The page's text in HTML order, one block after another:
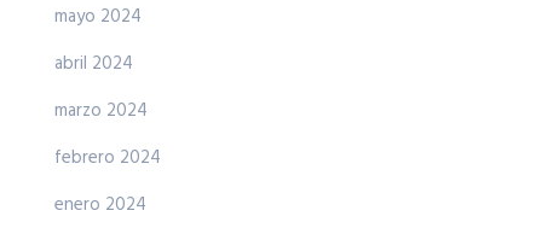
mayo 2024
abril 2024
marzo 2024
febrero 2024
enero 2024